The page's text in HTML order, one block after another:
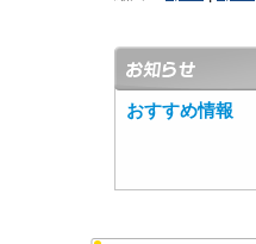
おすすめ情報